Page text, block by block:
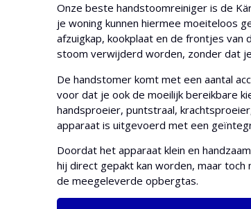
Onze beste handstoomreiniger is de
je woning kunnen hiermee moeiteloos
afzuigkap, kookplaat en de frontjes van
stoom verwijderd worden, zonder dat
De handstomer komt met een aantal
voor dat je ook de moeilijk bereikbare
handsproeier, puntstraal,
apparaat is uitgevoerd met een
Doordat het apparaat klein en
hij direct gepakt kan worden, maar toch
de meegeleverde opbergtas.